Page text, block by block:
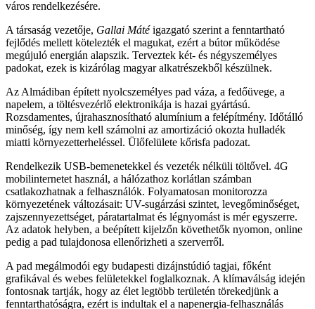
város rendelkezésére.
A társaság vezetője, Gallai Mátéigazgató szerint a fenntartható
fejlődés mellett kötelezték el magukat, ezért a bútor működése
megújuló energián alapszik. Terveztek két- és négyszemélyes
padokat, ezek is kizárólag magyar alkatrészekből készülnek.
Az Almádiban épített nyolcszemélyes pad váza, a fedőüvege, a
napelem, a töltésvezérlő elektronikája is hazai gyártású.
Rozsdamentes, újrahasznosítható alumínium a felépítmény. Időtálló
minőség, így nem kell számolni az amortizáció okozta hulladék
miatti környezetterheléssel. Ülőfelülete kőrisfa padozat.
Rendelkezik USB-bemenetekkel és vezeték nélküli töltővel. 4G
mobilinternetet használ, a hálózathoz korlátlan számban
csatlakozhatnak a felhasználók. Folyamatosan monitorozza
környezetének változásait: UV-sugárzási szintet, levegőminőséget,
zajszennyezettséget, páratartalmat és légnyomást is mér egyszerre.
Az adatok helyben, a beépített kijelzőn követhetők nyomon, online
pedig a pad tulajdonosa ellenőrizheti a szerverről.
A pad megálmodói egy budapesti dizájnstúdió tagjai, főként
grafikával és webes felületekkel foglalkoznak. A klímaválság idején
fontosnak tartják, hogy az élet legtöbb területén törekedjünk a
fenntarthatóságra, ezért is indultak el a napenergia-felhasználás